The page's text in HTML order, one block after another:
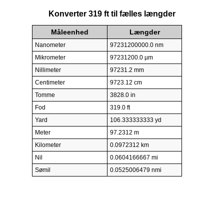
Konverter 319 ft til fælles længder
Måleenhed Længder
Nanometer
97231200000.0 nm
Mikrometer
97231200.0 µm
Nillimeter
97231.2 mm
Centimeter
9723.12 cm
Tomme
3828.0 in
Fod
319.0 ft
Yard
106.333333333 yd
Meter
97.2312 m
Kilometer
0.0972312 km
Nil
0.0604166667 mi
Sømil
0.0525006479 nmi